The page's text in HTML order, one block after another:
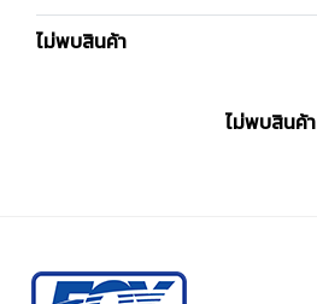
ไม่พบสินค้า
ไม่พบสินค้า